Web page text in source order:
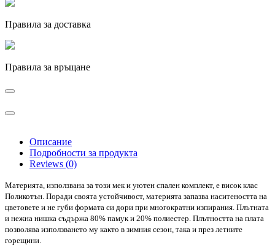
Правила за доставка
Правила за връщане
Описание
Подробности за продукта
Reviews (0)
Материята, използвана за този мек и уютен спален комплект, е висок клас
Поликотън. Поради своята устойчивост, материята запазва наситеността на
цветовете и не губи формата си дори при многократни изпирания. Плътната
и нежна нишка съдържа 80% памук и 20% полиестер. Плътността на плата
позволява използването му както в зимния сезон, така и през летните
горещини.